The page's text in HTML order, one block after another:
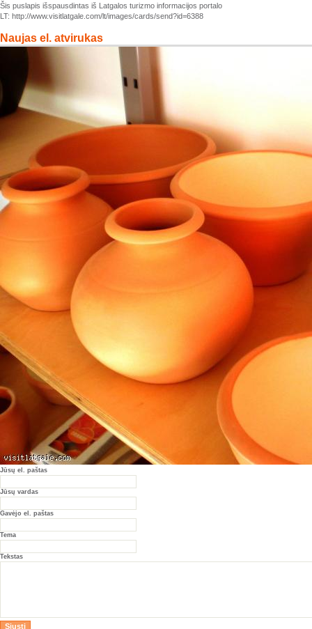
Šis puslapis išspausdintas iš Latgalos turizmo informacijos portalo
LT: http://www.visitlatgale.com/lt/images/cards/send?id=6388
Naujas el. atvirukas
Jūsų el. paštas
Jūsų vardas
Gavėjo el. paštas
Tema
Tekstas